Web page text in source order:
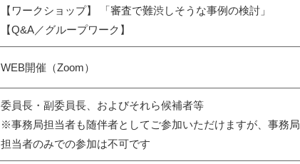
【ワークショップ】 「審査で難渋しそうな事例の検討」
【Q&A／グループワーク】
WEB開催（Zoom）
委員長・副委員長、およびそれら候補者等
※事務局担当者も随伴者としてご参加いただけますが、事務局
担当者のみでの参加は不可です